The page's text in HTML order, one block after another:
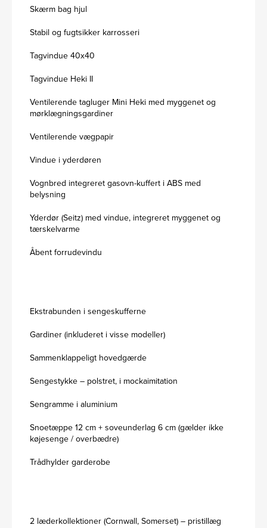
Skærm bag hjul
Stabil og fugtsikker karrosseri
Tagvindue 40x40
Tagvindue Heki II
Ventilerende tagluger Mini Heki med myggenet og
mørklægningsgardiner
Ventilerende vægpapir
Vindue i yderdøren
Vognbred integreret gasovn-kuffert i ABS med
belysning
Yderdør (Seitz) med vindue, integreret myggenet og
tærskelvarme
Åbent forrudevindu
Ekstrabunden i sengeskufferne
Gardiner (inkluderet i visse modeller)
Sammenklappeligt hovedgærde
Sengestykke – polstret, i mockaimitation
Sengramme i aluminium
Snoetæppe 12 cm + soveunderlag 6 cm (gælder ikke
køjesenge / overbædre)
Trådhylder garderobe
2 læderkollektioner (Cornwall, Somerset) – pristillæg